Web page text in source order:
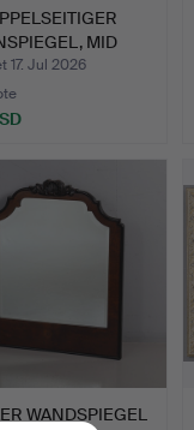
MID
17. Jul 2026
WANDSPIEGEL